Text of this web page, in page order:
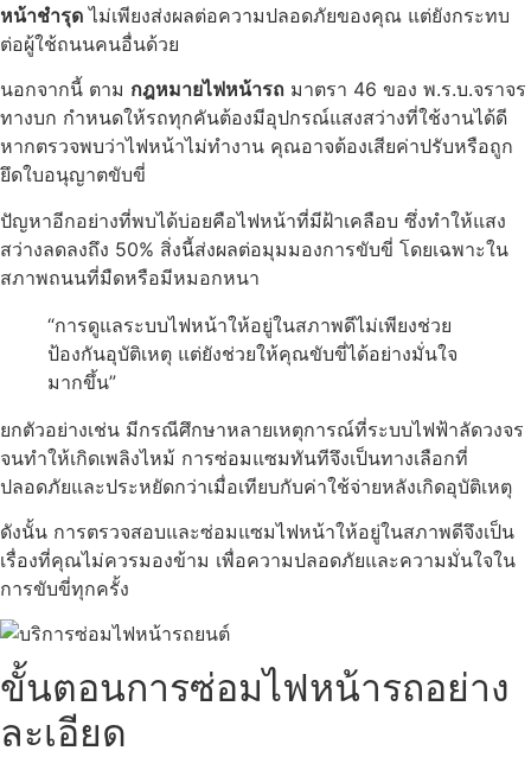
หน้าชำรุด ไม่เพียงส่งผลต่อความปลอดภัยของคุณ แต่ยังกระทบ
ต่อผู้ใช้ถนนคนอื่นด้วย
นอกจากนี้ ตาม กฎหมายไฟหน้ารถ มาตรา 46 ของ พ.ร.บ.จราจร
ทางบก กำหนดให้รถทุกคันต้องมีอุปกรณ์แสงสว่างที่ใช้งานได้ดี
หากตรวจพบว่าไฟหน้าไม่ทำงาน คุณอาจต้องเสียค่าปรับหรือถูก
ยึดใบอนุญาตขับขี่
ปัญหาอีกอย่างที่พบได้บ่อยคือไฟหน้าที่มีฝ้าเคลือบ ซึ่งทำให้แสง
สว่างลดลงถึง 50% สิ่งนี้ส่งผลต่อมุมมองการขับขี่ โดยเฉพาะใน
สภาพถนนที่มืดหรือมีหมอกหนา
“การดูแลระบบไฟหน้าให้อยู่ในสภาพดีไม่เพียงช่วย
ป้องกันอุบัติเหตุ แต่ยังช่วยให้คุณขับขี่ได้อย่างมั่นใจ
มากขึ้น”
ยกตัวอย่างเช่น มีกรณีศึกษาหลายเหตุการณ์ที่ระบบไฟฟ้าลัดวงจร
จนทำให้เกิดเพลิงไหม้ การซ่อมแซมทันทีจึงเป็นทางเลือกที่
ปลอดภัยและประหยัดกว่าเมื่อเทียบกับค่าใช้จ่ายหลังเกิดอุบัติเหตุ
ดังนั้น การตรวจสอบและซ่อมแซมไฟหน้าให้อยู่ในสภาพดีจึงเป็น
เรื่องที่คุณไม่ควรมองข้าม เพื่อความปลอดภัยและความมั่นใจใน
การขับขี่ทุกครั้ง
ขั้นตอนการซ่อมไฟหน้ารถอย่าง
ละเอียด